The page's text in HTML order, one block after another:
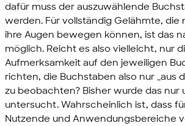
dafür muss der auszuwählende
werden. Für vollständig Gelähmte, die
ihre Augen bewegen können, ist das
möglich. Reicht es also vielleicht, nur
Aufmerksamkeit auf den jeweiligen
richten, die Buchstaben also nur „aus
zu beobachten? Bisher wurde das nur
untersucht. Wahrscheinlich ist, dass
Nutzende und Anwendungsbereiche